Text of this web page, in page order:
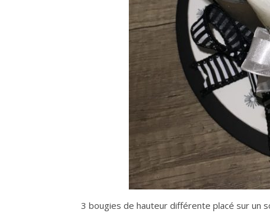
3 bougies de hauteur différente placé sur un